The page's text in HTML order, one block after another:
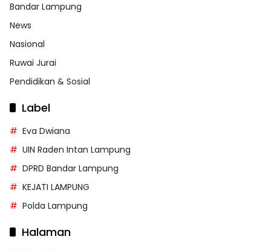
Bandar Lampung
News
Nasional
Ruwai Jurai
Pendidikan & Sosial
Label
Eva Dwiana
UIN Raden Intan Lampung
DPRD Bandar Lampung
KEJATI LAMPUNG
Polda Lampung
Halaman